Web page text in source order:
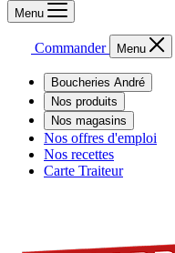
Menu
Commander Menu
Boucheries André
Nos produits
Nos magasins
Nos offres d'emploi
Nos recettes
Carte Traiteur